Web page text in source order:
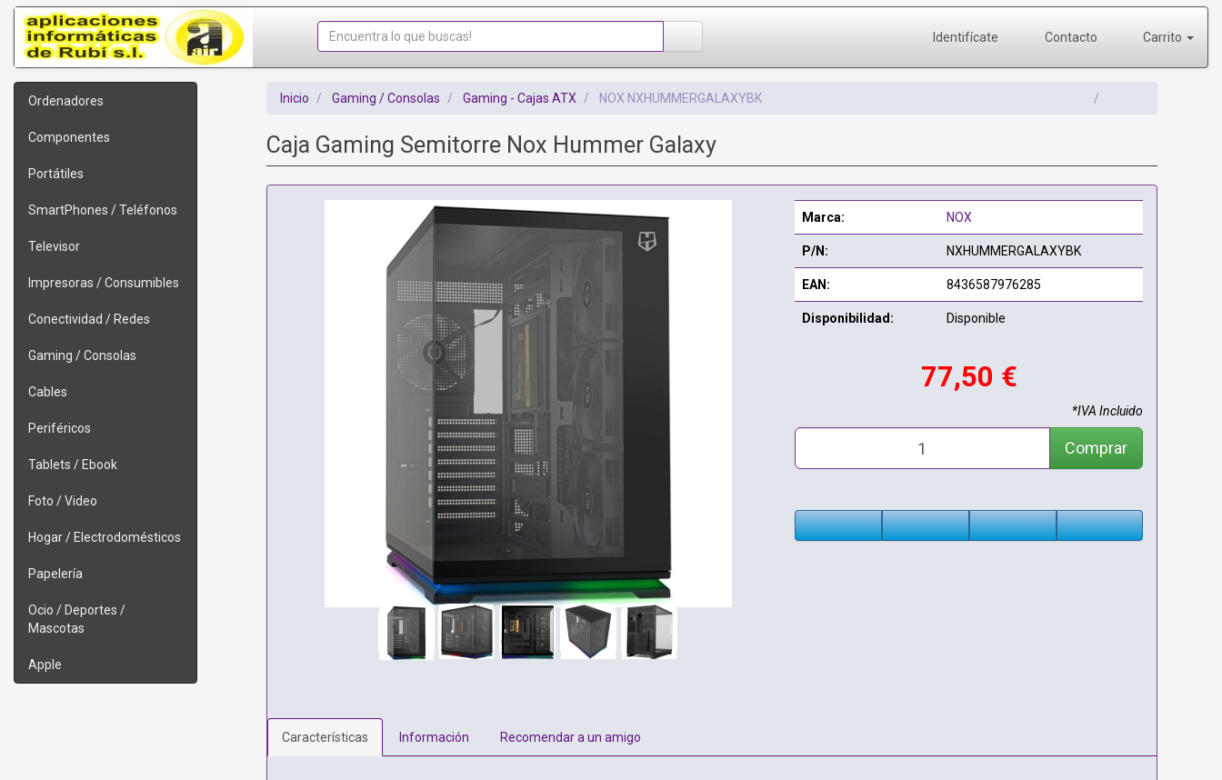
Identifícate Contacto Carrito
Ordenadores
Componentes
Portátiles
SmartPhones / Teléfonos
Televisor
Impresoras / Consumibles
Conectividad / Redes
Gaming / Consolas
Cables
Periféricos
Tablets / Ebook
Foto / Video
Hogar / Electrodomésticos
Papelería
Ocio / Deportes /
Mascotas
Apple
Inicio Gaming / Consolas Gaming - Cajas ATX NOX NXHUMMERGALAXYBK
Caja Gaming Semitorre Nox Hummer Galaxy
Marca: NOX
P/N: NXHUMMERGALAXYBK
EAN: 8436587976285
Disponibilidad: Disponible
77,50 €
*IVA Incluido
Comprar
Características Información Recomendar a un amigo